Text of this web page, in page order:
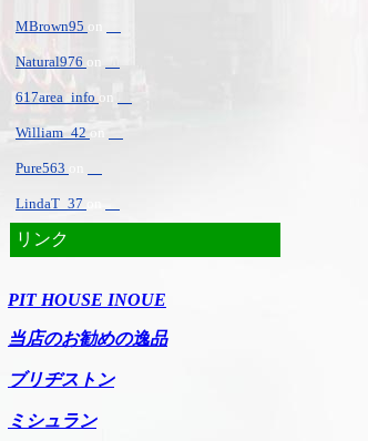
MBrown95 on
Natural976 on
617area_info on
William_42 on
Pure563
LindaT_37
リンク
PIT HOUSE INOUE
当店のお勧めの逸品
ブリヂストン
ミシュラン